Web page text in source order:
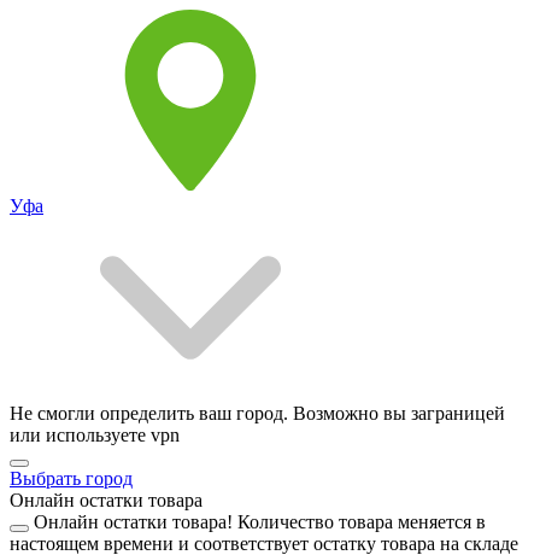
Уфа
Не смогли определить ваш город. Возможно вы заграницей
или используете vpn
Выбрать город
Онлайн остатки товара
Онлайн остатки товара! Количество товара меняется в
настоящем времени и соответствует остатку товара на складе